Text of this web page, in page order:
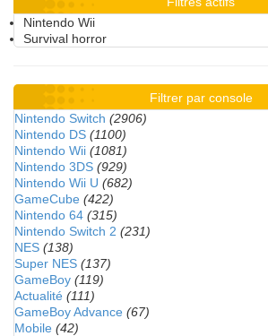
Nintendo Wii
Survival horror
Filtrer par console
Nintendo Switch (2906)
Nintendo DS (1100)
Nintendo Wii (1081)
Nintendo 3DS (929)
Nintendo Wii U (682)
GameCube (422)
Nintendo 64 (315)
Nintendo Switch 2 (231)
NES (138)
Super NES (137)
GameBoy (119)
Actualité (111)
GameBoy Advance (67)
Mobile (42)